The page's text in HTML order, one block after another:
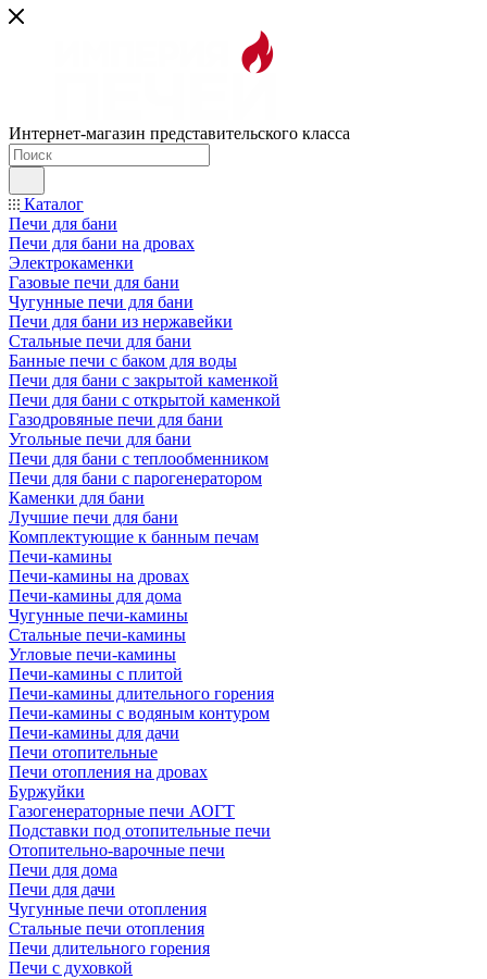
Интернет-магазин представительского класса
Каталог
Печи для бани
Печи для бани на дровах
Электрокаменки
Газовые печи для бани
Чугунные печи для бани
Печи для бани из нержавейки
Стальные печи для бани
Банные печи с баком для воды
Печи для бани с закрытой каменкой
Печи для бани с открытой каменкой
Газодровяные печи для бани
Угольные печи для бани
Печи для бани с теплообменником
Печи для бани с парогенератором
Каменки для бани
Лучшие печи для бани
Комплектующие к банным печам
Печи-камины
Печи-камины на дровах
Печи-камины для дома
Чугунные печи-камины
Стальные печи-камины
Угловые печи-камины
Печи-камины с плитой
Печи-камины длительного горения
Печи-камины с водяным контуром
Печи-камины для дачи
Печи отопительные
Печи отопления на дровах
Буржуйки
Газогенераторные печи АОГТ
Подставки под отопительные печи
Отопительно-варочные печи
Печи для дома
Печи для дачи
Чугунные печи отопления
Стальные печи отопления
Печи длительного горения
Печи с духовкой